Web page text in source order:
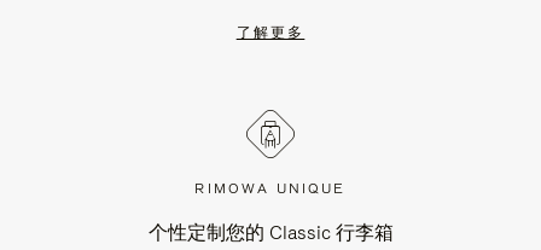
了解更多
RIMOWA UNIQUE
个性定制您的 Classic 行李箱